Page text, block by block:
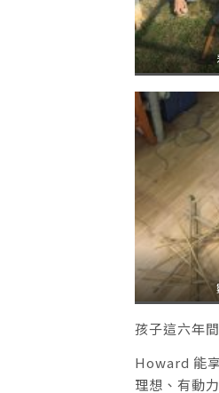
孩子這六年
Howard 能
理想、有動